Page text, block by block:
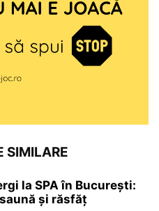
SIMILARE
la SPA în București:
și răsfăț